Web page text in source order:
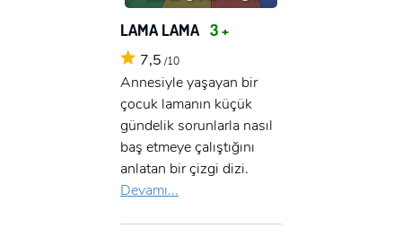
LAMA LAMA 3 +
7,5 /10
Annesiyle yaşayan bir
çocuk lamanın küçük
gündelik sorunlarla nasıl
baş etmeye çalıştığını
anlatan bir çizgi dizi.
Devamı...